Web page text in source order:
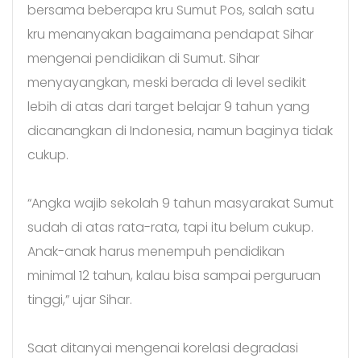
bersama beberapa kru Sumut Pos, salah satu
kru menanyakan bagaimana pendapat Sihar
mengenai pendidikan di Sumut. Sihar
menyayangkan, meski berada di level sedikit
lebih di atas dari target belajar 9 tahun yang
dicanangkan di Indonesia, namun baginya tidak
cukup.
“Angka wajib sekolah 9 tahun masyarakat Sumut
sudah di atas rata-rata, tapi itu belum cukup.
Anak-anak harus menempuh pendidikan
minimal 12 tahun, kalau bisa sampai perguruan
tinggi,” ujar Sihar.
Saat ditanyai mengenai korelasi degradasi